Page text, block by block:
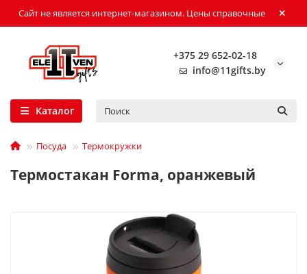
Сайт не является интернет-магазином. Цены справочные
+375 29 652-02-18
info@11gifts.by
Каталог
Посуда Термокружки
Термостакан Forma, оранжевый